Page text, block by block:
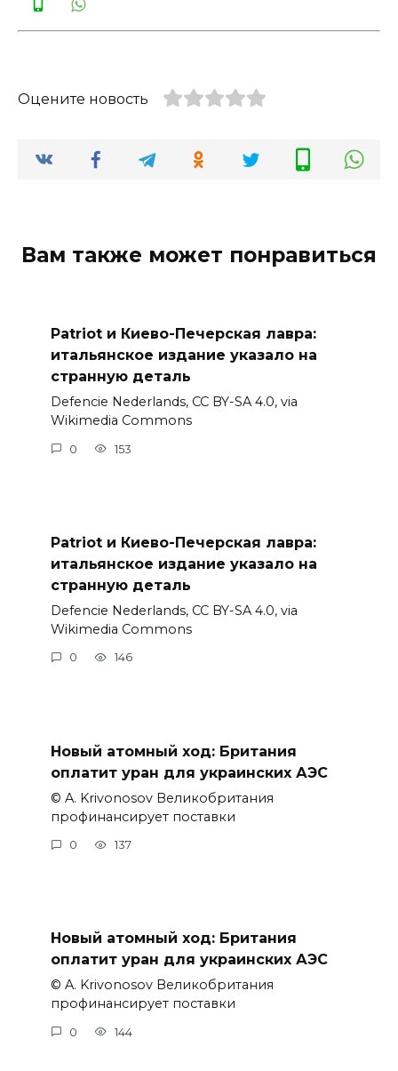
Оцените новость
Вам также может понравиться
Patriot и Киево-Печерская лавра:
итальянское издание указало на
странную деталь
Defencie Nederlands, CC BY-SA 4.0, via
Wikimedia Commons
0 153
Patriot и Киево-Печерская лавра:
итальянское издание указало на
странную деталь
Defencie Nederlands, CC BY-SA 4.0, via
Wikimedia Commons
0 146
Новый атомный ход: Британия
оплатит уран для украинских АЭС
© A. Krivonosov Великобритания
профинансирует поставки
0 137
Новый атомный ход: Британия
оплатит уран для украинских АЭС
© A. Krivonosov Великобритания
профинансирует поставки
0 144